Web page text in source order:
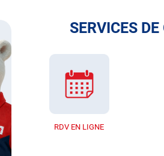
SERVICES
RDV EN LIGNE